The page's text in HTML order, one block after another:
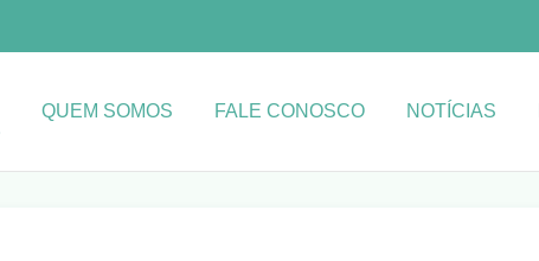
QUEM SOMOS FALE CONOSCO NOTÍCIAS